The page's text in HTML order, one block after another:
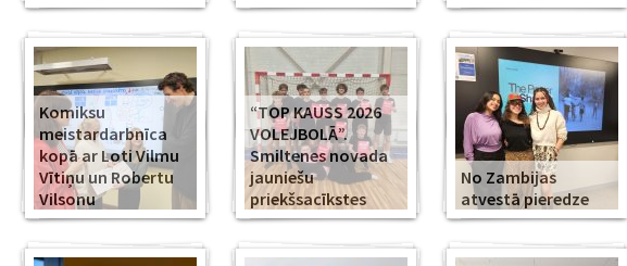
Komiksu
meistardarbnīca
kopā ar Loti Vilmu
Vītiņu un Robertu
Vilsonu
“TOP KAUSS 2026
VOLEJBOLĀ”.
Smiltenes novada
jauniešu
priekšsacīkstes
No Zambijas
atvestā pieredze